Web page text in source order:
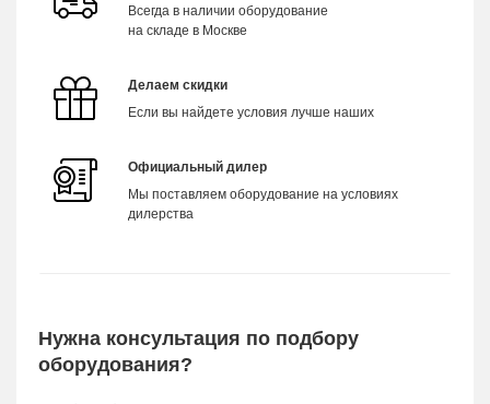
Всегда в наличии оборудование
на складе в Москве
Делаем скидки
Если вы найдете условия лучше наших
Официальный дилер
Мы поставляем оборудование на условиях
дилерства
Нужна консультация по подбору
оборудования?